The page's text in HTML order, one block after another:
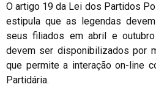
O artigo 19 da Lei dos Partidos
estipula que as legendas
seus filiados em abril e
devem ser disponibilizados por
que permite a interação on-line
Partidária.